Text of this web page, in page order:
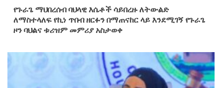
የጉራጌ ማህበረሰብ ባህላዊ እሴቶች ሳይበረዙ ለትውልድ
ለማስተላለፍ የኪነ ጥበብ ዘርፉን በማጠናከር ላይ እንደሚገኝ የጉራጌ
ዞን ባህልና ቱሪዝም መምሪያ አስታወቀ